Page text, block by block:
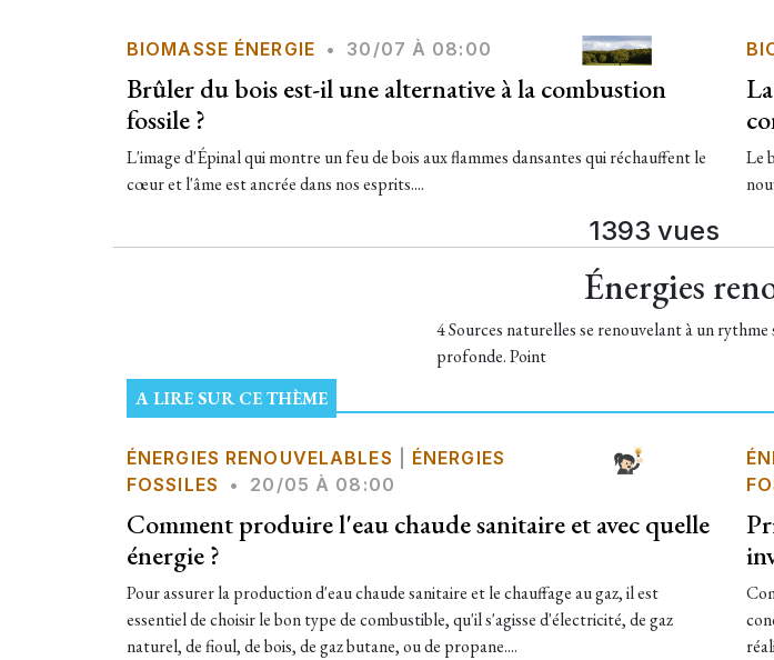
BIOMASSE ÉNERGIE • 30/07 À 08:00
Brûler du bois est-il une alternative à la combustion
fossile ?
L'image d'Épinal qui montre un feu de bois aux flammes dansantes qui réchauffent le
cœur et l'âme est ancrée dans nos esprits....
1393 vues
Le
Énergies
4 Sources naturelles se renouvelant à un
profonde. Point
A LIRE SUR CE THÈME
ÉNERGIES RENOUVELABLES
ÉNERGIES
FOSSILES
• 20/05 À 08:00
Comment produire l'eau chaude sanitaire et avec quelle
énergie ?
Pour assurer la production d'eau chaude sanitaire et le chauffage au gaz, il est
essentiel de choisir le bon type de combustible, qu'il s'agisse d'électricité, de gaz
naturel, de fioul, de bois, de gaz butane, ou de propane....